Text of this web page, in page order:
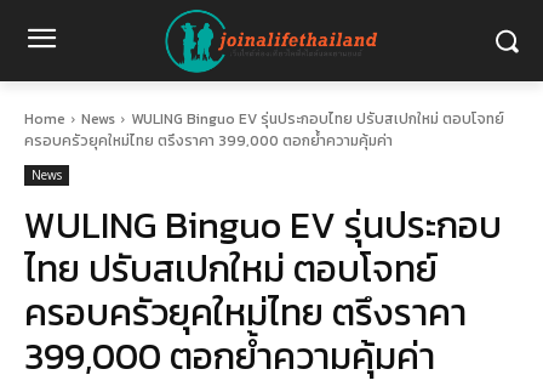
Home News
WULING Binguo EV รุ่นประกอบไทย ปรับสเปกใหม่ ตอบโจทย์
ครอบครัวยุคใหม่ไทย ตรึงราคา 399,000 ตอกย้ำความคุ้มค่า
News
WULING Binguo EV รุ่นประกอบ
ไทย ปรับสเปกใหม่ ตอบโจทย์
ครอบครัวยุคใหม่ไทย ตรึงราคา
399,000 ตอกย้ำความคุ้มค่า